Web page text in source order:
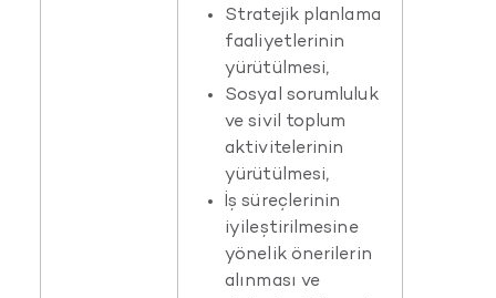
Stratejik planlama
faaliyetlerinin
yürütülmesi,
Sosyal sorumluluk
ve sivil toplum
aktivitelerinin
yürütülmesi,
İş süreçlerinin
iyileştirilmesine
yönelik önerilerin
alınması ve